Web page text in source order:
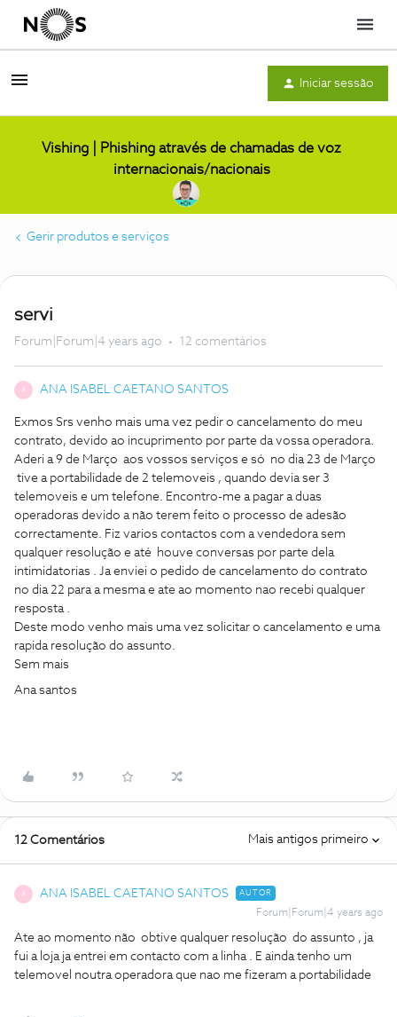
Menu
Iniciar sessão
Vishing | Phishing através de chamadas de voz
internacionais/nacionais
Gerir produtos e serviços
servi
Forum|Forum|4 years ago 12 comentários
A ANA ISABEL CAETANO SANTOS
Exmos Srs venho mais uma vez pedir o cancelamento do meu
contrato, devido ao incuprimento por parte da vossa operadora.
Aderi a 9 de Março aos vossos serviços e só no dia 23 de Março
tive a portabilidade de 2 telemoveis , quando devia ser 3
telemoveis e um telefone. Encontro-me a pagar a duas
operadoras devido a não terem feito o processo de adesão
correctamente. Fiz varios contactos com a vendedora sem
qualquer resolução e até houve conversas por parte dela
intimidatorias . Ja enviei o pedido de cancelamento do contrato
no dia 22 para a mesma e ate ao momento nao recebi qualquer
resposta .
Deste modo venho mais uma vez solicitar o cancelamento e uma
rapida resolução do assunto.
Sem mais
Ana santos
12 Comentários Mais antigos primeiro
A ANA ISABEL CAETANO SANTOS AUTOR
Forum|Forum|4 years ago
Ate ao momento não obtive qualquer resolução do assunto , ja
fui a loja ja entrei em contacto com a linha . E ainda tenho um
telemovel noutra operadora que nao me fizeram a portabilidade